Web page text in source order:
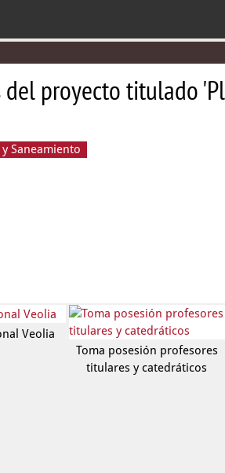
proyecto titulado
Saneamiento
Veolia
Toma posesión profesores
titulares y catedráticos